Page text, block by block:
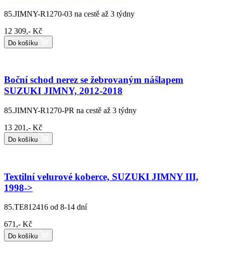
85.JIMNY-R1270-03 na cestě až 3 týdny
12 309,- Kč
Do košíku
Boční schod nerez se žebrovaným nášlapem
SUZUKI JIMNY, 2012-2018
85.JIMNY-R1270-PR na cestě až 3 týdny
13 201,- Kč
Do košíku
Textilní velurové koberce, SUZUKI JIMNY III,
1998->
85.TE812416 od 8-14 dní
671,- Kč
Do košíku